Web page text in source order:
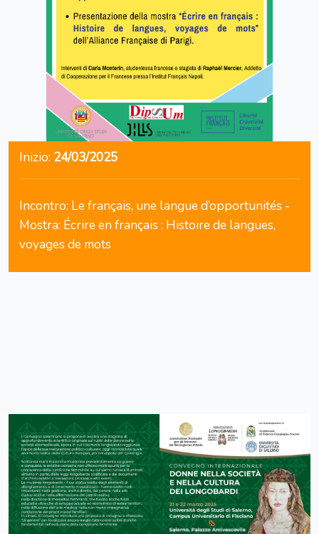
Inizio: 24/03/2025
Incontro: Le français, une langue d’opportunités -
Mostra: Écrire en français : Histoire de langues,
voyages de mots